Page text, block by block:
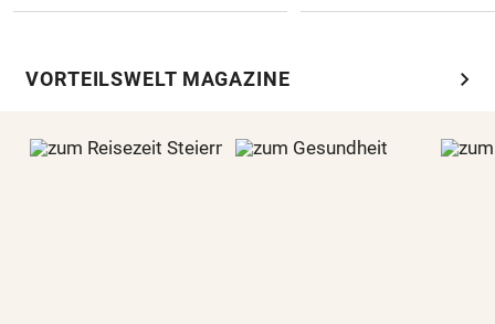
VORTEILSWELT MAGAZINE chevron_right